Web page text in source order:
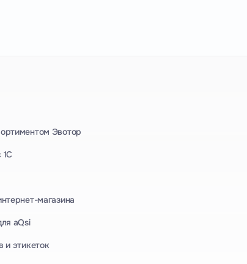
Эвотор
1С
магазина
aQsi
и этикеток